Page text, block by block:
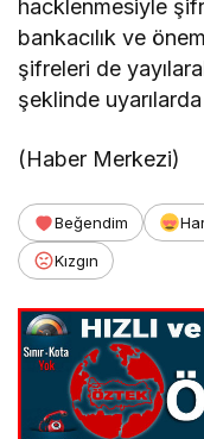
hacklenmesiyle
bankacılık ve
şifreleri de
şeklinde
(Haber Merkezi)
Beğendim
Kızgın